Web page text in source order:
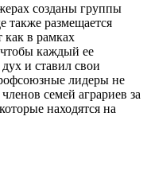
созданы группы
также размещается
как в рамках
каждый ее
и ставил свои
лидеры не
семей аграриев за
находятся на